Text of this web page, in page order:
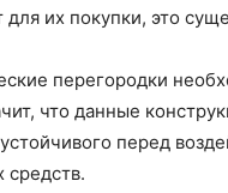
их покупки, это
перегородки
что данные
перед